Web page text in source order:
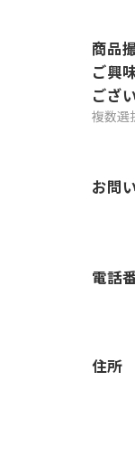
商品
ご興
ござ
複数選
お問
電話
住所